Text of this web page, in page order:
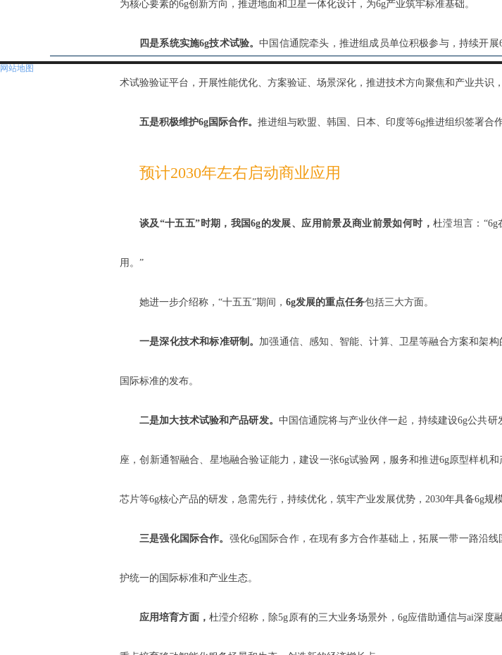
为核心要素的6g创新方向，推进地面和卫星一体化设计，为6g产业筑牢标准基础。
四是系统实施6g技术试验。中国信通院牵头，推进组成员单位积极参与，持续开
术试验验证平台，开展性能优化、方案验证、场景深化，推进技术方向聚焦和产业共识
五是积极维护6g国际合作。 推进组与欧盟、韩国、日本、印度等6g推进组织签署合
预计2030年左右启动商业应用
谈及“十五五”时期，我国6g的发展、应用前景及商业前景如何时， 杜滢坦言：
用。”
她进一步介绍称，“十五五”期间， 6g发展的重点任务包括三大方面。
一是深化技术和标准研制。 加强通信、感知、智能、计算、卫星等融合方案和架
国际标准的发布。
二是加大技术试验和产品研发。 中国信通院将与产业伙伴一起，持续建设6g公共
座，创新通智融合、星地融合验证能力，建设一张6g试验网，服务和推进6g原型样机
芯片等6g核心产品的研发，急需先行，持续优化，筑牢产业发展优势，2030年具备6g规
三是强化国际合作。 强化6g国际合作，在现有多方合作基础上，拓展一带一路沿
护统一的国际标准和产业生态。
应用培育方面， 杜滢介绍称，除5g原有的三大业务场景外，6g应借助通信与ai深度
网站地图